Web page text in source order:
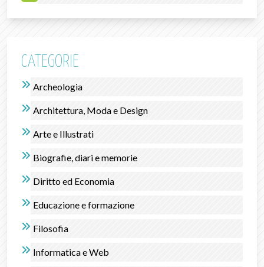
CATEGORIE
Archeologia
Architettura, Moda e Design
Arte e Illustrati
Biografie, diari e memorie
Diritto ed Economia
Educazione e formazione
Filosofia
Informatica e Web